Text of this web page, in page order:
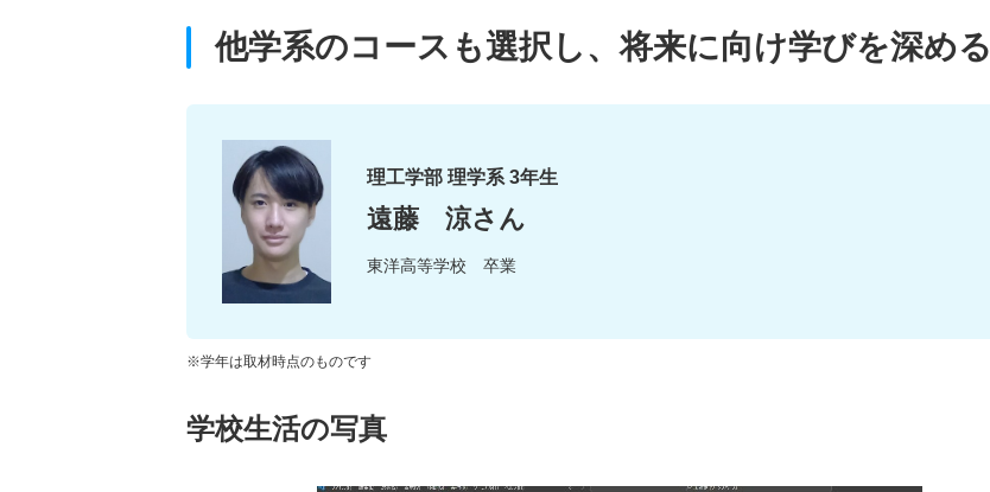
他学系のコースも選択し、将来に向け学びを深める
理工学部 理学系 3年生
遠藤 涼さん
東洋高等学校 卒業
※学年は取材時点のものです
学校生活の写真